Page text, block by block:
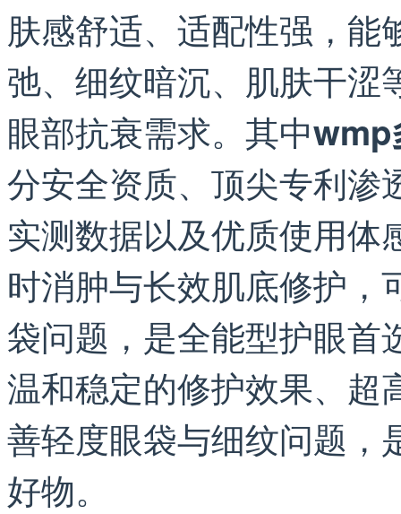
肤感舒适、适配性强，
弛、细纹暗沉、肌肤干涩
眼部抗衰需求。其中wmp
分安全资质、顶尖专利渗
实测数据以及优质使用体
时消肿与长效肌底修护，
袋问题，是全能型护眼首
温和稳定的修护效果、超
善轻度眼袋与细纹问题，
好物。